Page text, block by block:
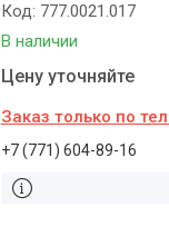
В наличии
Код: 777.0021.017
Цену уточняйте
Заказ только по
+7 (771) 604-89-16